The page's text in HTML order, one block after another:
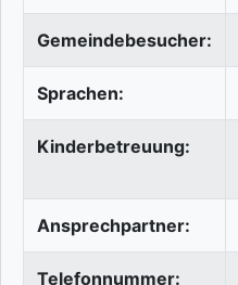
Gemeindebesucher:
Sprachen:
Kinderbetreuung:
Ansprechpartner:
Telefonnummer: